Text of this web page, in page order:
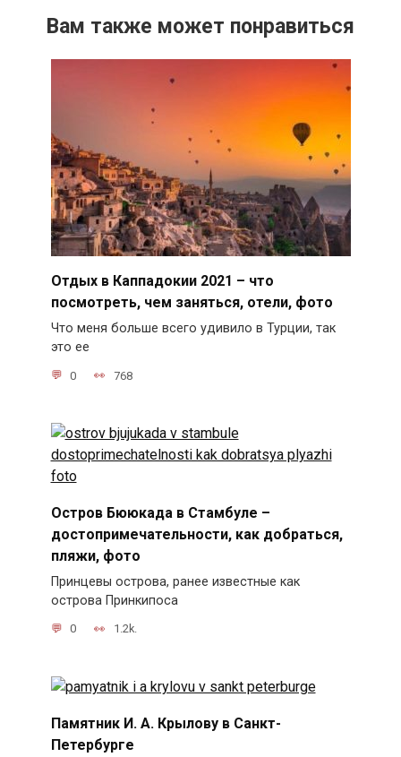
Вам также может понравиться
Отдых в Каппадокии 2021 – что
посмотреть, чем заняться, отели, фото
Что меня больше всего удивило в Турции, так
это ее
0 768
Остров Бююкада в Стамбуле –
достопримечательности, как добраться,
пляжи, фото
Принцевы острова, ранее известные как
острова Принкипоса
0 1.2k.
Памятник И. А. Крылову в Санкт-
Петербурге